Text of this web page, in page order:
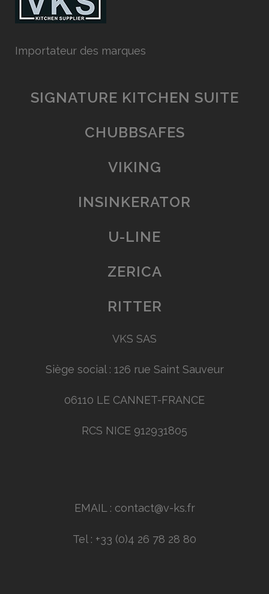
Importateur des marques
SIGNATURE KITCHEN SUITE
CHUBBSAFES
VIKING
INSINKERATOR
U-LINE
ZERICA
RITTER
VKS SAS
Siège social : 126 rue Saint Sauveur
06110 LE CANNET-FRANCE
RCS NICE 912931805
EMAIL : contact@v-ks.fr
Tel : +33 (0)4 26 78 28 80